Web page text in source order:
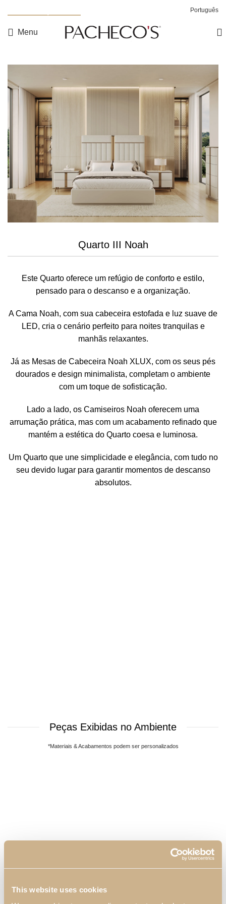
This website uses cookies
Português
Menu
Quarto III Noah
Este Quarto oferece um refúgio de conforto e estilo,
pensado para o descanso e a organização.
A Cama Noah, com sua cabeceira estofada e luz suave de
LED, cria o cenário perfeito para noites tranquilas e
manhãs relaxantes.
Já as Mesas de Cabeceira Noah XLUX, com os seus pés
dourados e design minimalista, completam o ambiente
com um toque de sofisticação.
Lado a lado, os Camiseiros Noah oferecem uma
arrumação prática, mas com um acabamento refinado que
mantém a estética do Quarto coesa e luminosa.
Um Quarto que une simplicidade e elegância, com tudo no
seu devido lugar para garantir momentos de descanso
absolutos.
Peças Exibidas no Ambiente
*Materiais & Acabamentos podem ser personalizados